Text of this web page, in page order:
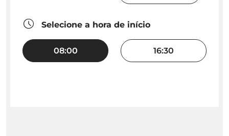
Selecione a hora de início
08:00 16:30